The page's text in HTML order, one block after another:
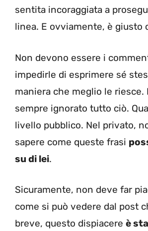
sentita incoraggiata a
linea. E ovviamente, è giusto
Non devono essere i
impedirle di esprimere sé
maniera che meglio le riesce.
sempre ignorato tutto ciò.
livello pubblico. Nel privato,
sapere come queste frasi
su di lei.
Sicuramente, non deve far
come si può vedere dal post
breve, questo dispiacere è